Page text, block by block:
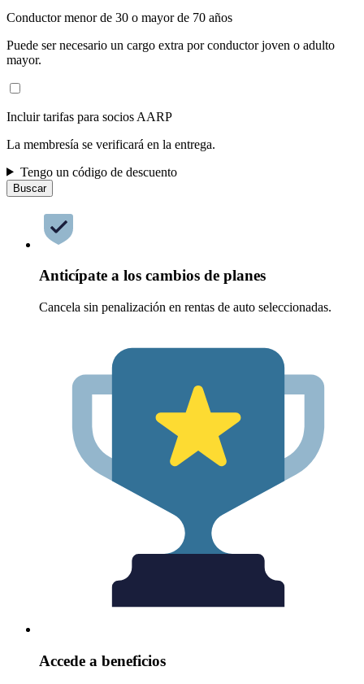
Conductor menor de 30 o mayor de 70 años
Puede ser necesario un cargo extra por conductor joven o adulto
mayor.
Incluir tarifas para socios AARP
La membresía se verificará en la entrega.
Tengo un código de descuento
Buscar
Anticípate a los cambios de planes
Cancela sin penalización en rentas de auto seleccionadas.
Accede a beneficios